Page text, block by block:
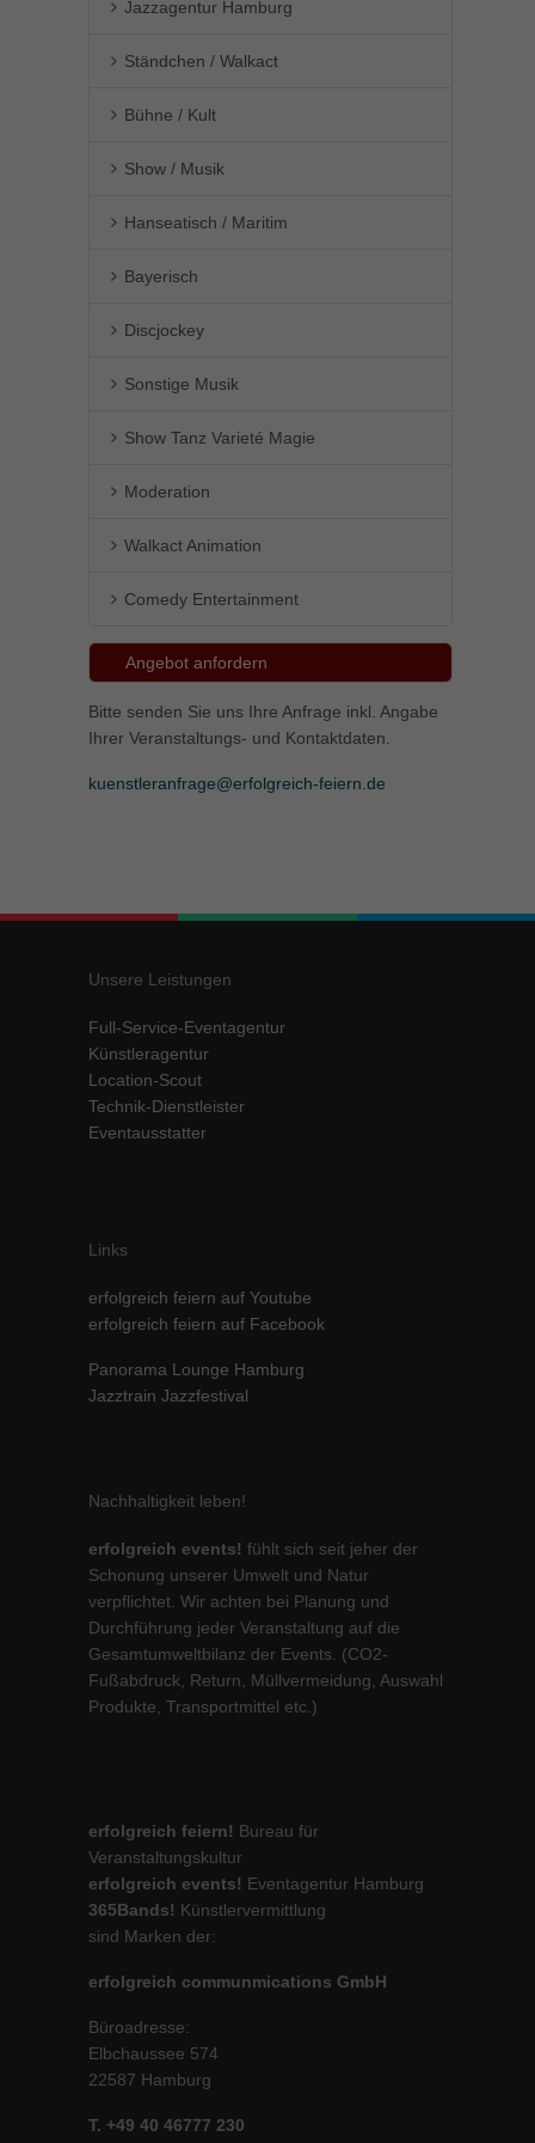
Jazzagentur Hamburg
Ständchen / Walkact
Bühne / Kult
Show / Musik
Hanseatisch / Maritim
Bayerisch
Discjockey
Sonstige Musik
Show Tanz Varieté Magie
Moderation
Walkact Animation
Comedy Entertainment
Angebot anfordern
Bitte senden Sie uns Ihre Anfrage inkl. Angabe
Ihrer Veranstaltungs- und Kontaktdaten.
kuenstleranfrage@erfolgreich-feiern.de
Unsere Leistungen
Full-Service-Eventagentur
Künstleragentur
Location-Scout
Technik-Dienstleister
Eventausstatter
Links
erfolgreich feiern auf Youtube
erfolgreich feiern auf Facebook
Panorama Lounge Hamburg
Jazztrain Jazzfestival
Nachhaltigkeit leben!
erfolgreich events! fühlt sich seit jeher der
Schonung unserer Umwelt und Natur
verpflichtet. Wir achten bei Planung und
Durchführung jeder Veranstaltung auf die
Gesamtumweltbilanz der Events. (CO2-
Fußabdruck, Return, Müllvermeidung, Auswahl
Produkte, Transportmittel etc.)
erfolgreich feiern! Bureau für
Veranstaltungskultur
erfolgreich events! Eventagentur Hamburg
365Bands! Künstlervermittlung
sind Marken der:
erfolgreich communmications GmbH
Büroadresse:
Elbchaussee 574
22587 Hamburg
T. +49 40 46777 230